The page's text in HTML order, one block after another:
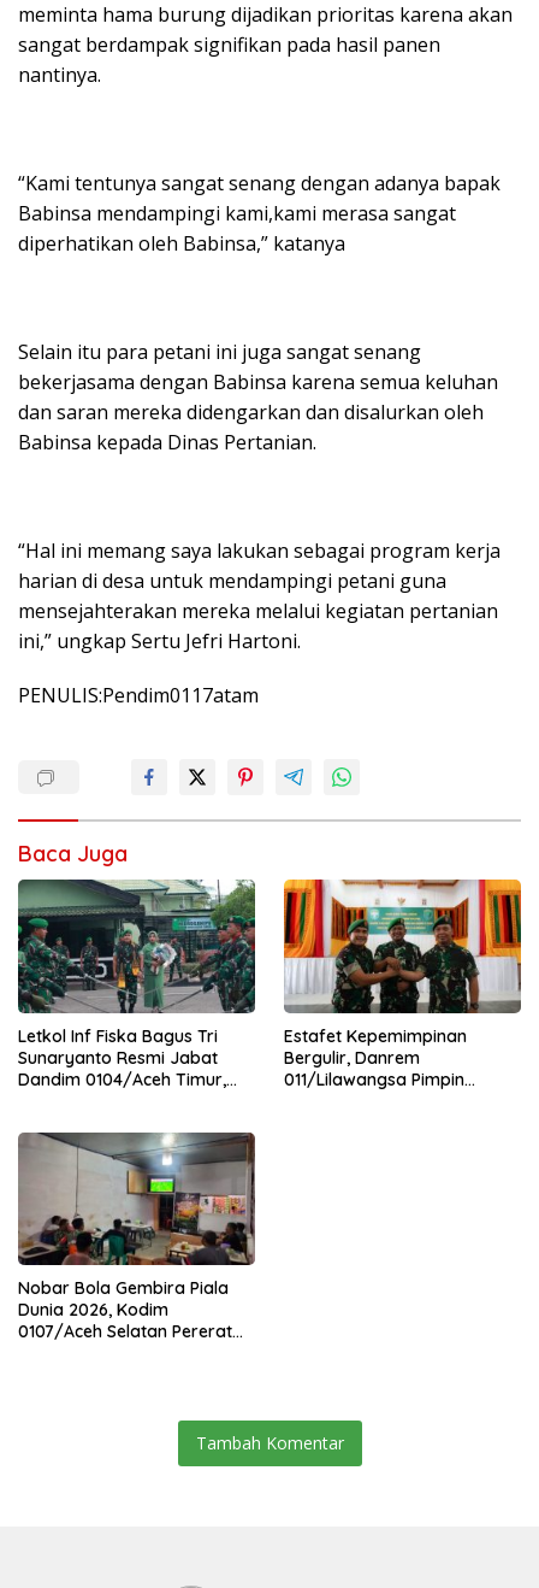
meminta hama burung dijadikan prioritas karena akan
sangat berdampak signifikan pada hasil panen
nantinya.
“Kami tentunya sangat senang dengan adanya bapak
Babinsa mendampingi kami,kami merasa sangat
diperhatikan oleh Babinsa,” katanya
Selain itu para petani ini juga sangat senang
bekerjasama dengan Babinsa karena semua keluhan
dan saran mereka didengarkan dan disalurkan oleh
Babinsa kepada Dinas Pertanian.
“Hal ini memang saya lakukan sebagai program kerja
harian di desa untuk mendampingi petani guna
mensejahterakan mereka melalui kegiatan pertanian
ini,” ungkap Sertu Jefri Hartoni.
PENULIS:Pendim0117atam
Baca Juga
Letkol Inf Fiska Bagus Tri
Sunaryanto Resmi Jabat
Dandim 0104/Aceh Timur,
0104/Atim
Estafet Kepemimpinan
Bergulir, Danrem
011/Lilawangsa Pimpin
Nobar Bola Gembira Piala
Dunia 2026, Kodim
0107/Aceh Selatan Pererat
Tambah Komentar